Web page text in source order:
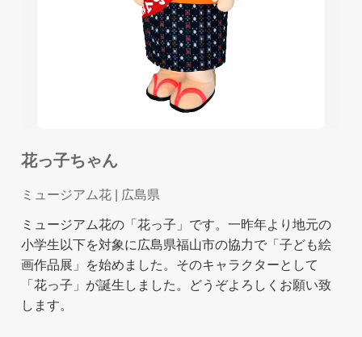
花っ子ちゃん
ミュージアム花 | 広島県
ミュージアム花の「花っ子」です。一昨年より地元の
小学生以下を対象に広島県福山市の協力で「子ども絵
画作品展」を始めました。そのキャラクターとして
「花っ子」が誕生しました。どうぞよろしくお願い致
します。